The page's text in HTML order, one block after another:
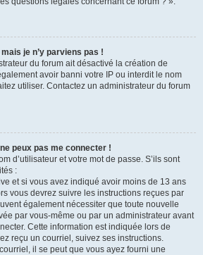
je n’y parviens pas !
du forum ait désactivé la création de
avoir banni votre IP ou interdit le nom
utiliser. Contactez un administrateur du forum
peux pas me connecter !
d’utilisateur et votre mot de passe. S’ils sont
:
et si vous avez indiqué avoir moins de 13 ans
vous devrez suivre les instructions reçues par
également nécessiter que toute nouvelle
par vous-même ou par un administrateur avant
Cette information est indiquée lors de
reçu un courriel, suivez ses instructions.
il se peut que vous ayez fourni une